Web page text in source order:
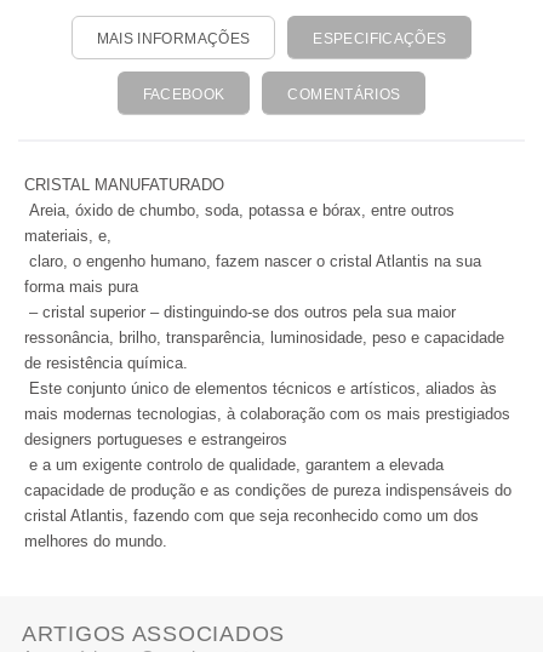
MAIS INFORMAÇÕES ESPECIFICAÇÕES
FACEBOOK COMENTÁRIOS
CRISTAL MANUFATURADO
Areia, óxido de chumbo, soda, potassa e bórax, entre outros
materiais, e,
claro, o engenho humano, fazem nascer o cristal Atlantis na sua
forma mais pura
– cristal superior – distinguindo-se dos outros pela sua maior
ressonância, brilho, transparência, luminosidade, peso e capacidade
de resistência química.
Este conjunto único de elementos técnicos e artísticos, aliados às
mais modernas tecnologias, à colaboração com os mais prestigiados
designers portugueses e estrangeiros
e a um exigente controlo de qualidade, garantem a elevada
capacidade de produção e as condições de pureza indispensáveis do
cristal Atlantis, fazendo com que seja reconhecido como um dos
melhores do mundo.
ARTIGOS ASSOCIADOS